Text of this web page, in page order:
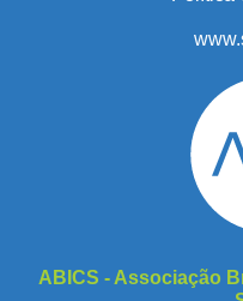
ABICS - Associação